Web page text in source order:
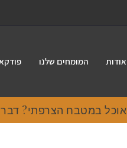
אודות המומחים שלנו
במטבח הצרפתי? דברו איתי